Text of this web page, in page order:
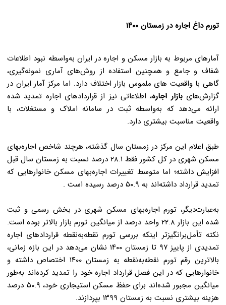
تورم داغ اجاره در زمستان ۱۴۰۰
آمارهای مربوط به بازار مسکن و اجاره در ایران به‌واسطه نبود اطلاعات
شفاف و جامع و همچنین استفاده از روش‌های آماری نمونه‌گیری،
گاهی با واقعیت های ملموس بازار اختلاف دارد. اما مرکز آمار ایران در
گزارش‌هایبازار اجاره، اطلاعاتی نیز از قراردادهای اجاره تمدید شده
ارائه می‌دهد که به‌واسطه ثبت در سامانه املاک و مستغلات، با
واقعیت مناسبت بیشتری دارد.
طبق اعلام این مرکز در زمستان سال گذشته، هرچند شاخص اجاره‌بهای
مسکن شهری در کل کشور فقط ۲۸.۱ درصد نسبت به زمستان سال قبل
افزایش داشته؛ اما متوسط تغییرات اجاره‌بهای مسکن خانوارهایی که
تمدید قرارداد داشته‌اند به ۵۰.۹ درصد رسیده است
.
به‌عبارت‌دیگر، تورم اجاره‌بهای مسکن شهری در بخش رسمی و ثبت
شده این بازار ۲۲.۸ واحد درصد از میانگین تورم بازار بالاتر بوده است.
نکته تأمل‌برانگیزتر اینکه بررسی تورم نقطه‌به‌نقطه قراردادهای اجاره
تمدیدی از پاییز ۹۷ تا زمستان ۱۴۰۰ نشان می‌دهد در این بازه زمانی،
بالاترین رقم تورم نقطه‌به‌نقطه به زمستان ۱۴۰۰ اختصاص داشته و
خانوارهایی که در این فصل قرارداد اجاره خود را تمدید کرده‌اند به‌طور
میانگین مجبور شده‌اند برای حفظ مسکن استیجاری خود، ۵۰.۹ درصد
هزینه بیشتری نسبت به زمستان ۱۳۹۹ بپردازند
.